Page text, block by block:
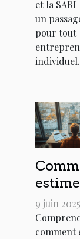
et la
un
pour tout
gains
tant
9 juin
comment